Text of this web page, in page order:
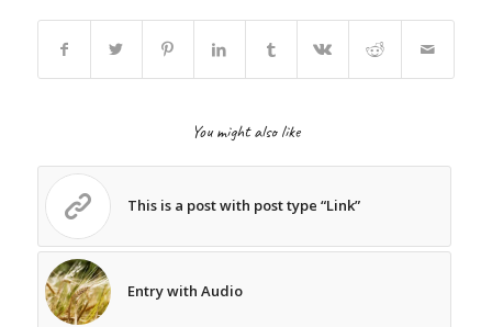
You might also like
This is a post with post type “Link”
Entry with Audio